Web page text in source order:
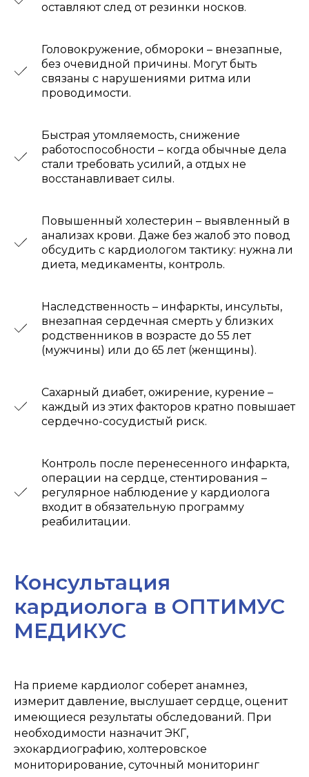
оставляют след от резинки носков.
Головокружение, обмороки – внезапные,
без очевидной причины. Могут быть
связаны с нарушениями ритма или
проводимости.
Быстрая утомляемость, снижение
работоспособности – когда обычные дела
стали требовать усилий, а отдых не
восстанавливает силы.
Повышенный холестерин – выявленный в
анализах крови. Даже без жалоб это повод
обсудить с кардиологом тактику: нужна ли
диета, медикаменты, контроль.
Наследственность – инфаркты, инсульты,
внезапная сердечная смерть у близких
родственников в возрасте до 55 лет
(мужчины) или до 65 лет (женщины).
Сахарный диабет, ожирение, курение –
каждый из этих факторов кратно повышает
сердечно-сосудистый риск.
Контроль после перенесенного инфаркта,
операции на сердце, стентирования –
регулярное наблюдение у кардиолога
входит в обязательную программу
реабилитации.
Консультация
кардиолога в ОПТИМУС
МЕДИКУС
На приеме кардиолог соберет анамнез,
измерит давление, выслушает сердце, оценит
имеющиеся результаты обследований. При
необходимости назначит ЭКГ,
эхокардиографию, холтеровское
мониторирование, суточный мониторинг